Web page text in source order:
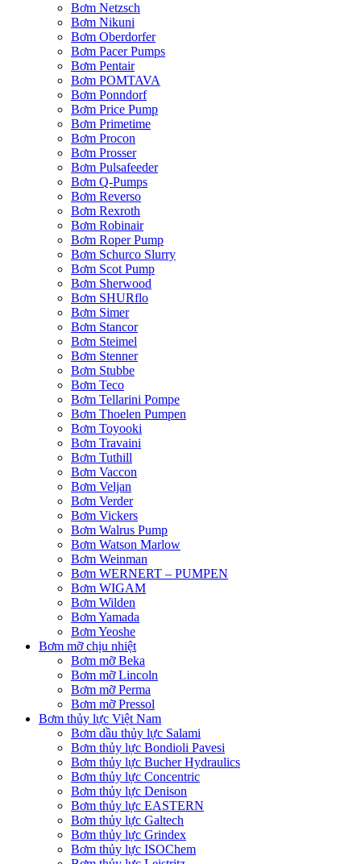
Bơm Netzsch
Bơm Nikuni
Bơm Oberdorfer
Bơm Pacer Pumps
Bơm Pentair
Bơm POMTAVA
Bơm Ponndorf
Bơm Price Pump
Bơm Primetime
Bơm Procon
Bơm Prosser
Bơm Pulsafeeder
Bơm Q-Pumps
Bơm Reverso
Bơm Rexroth
Bơm Robinair
Bơm Roper Pump
Bơm Schurco Slurry
Bơm Scot Pump
Bơm Sherwood
Bơm SHURflo
Bơm Simer
Bơm Stancor
Bơm Steimel
Bơm Stenner
Bơm Stubbe
Bơm Teco
Bơm Tellarini Pompe
Bơm Thoelen Pumpen
Bơm Toyooki
Bơm Travaini
Bơm Tuthill
Bơm Vaccon
Bơm Veljan
Bơm Verder
Bơm Vickers
Bơm Walrus Pump
Bơm Watson Marlow
Bơm Weinman
Bơm WERNERT – PUMPEN
Bơm WIGAM
Bơm Wilden
Bơm Yamada
Bơm Yeoshe
Bơm mỡ chịu nhiệt
Bơm mỡ Beka
Bơm mỡ Lincoln
Bơm mỡ Perma
Bơm mỡ Pressol
Bơm thủy lực Việt Nam
Bơm dầu thủy lực Salami
Bơm thủy lực Bondioli Pavesi
Bơm thủy lực Bucher Hydraulics
Bơm thủy lực Concentric
Bơm thủy lực Denison
Bơm thủy lực EASTERN
Bơm thủy lực Galtech
Bơm thủy lực Grindex
Bơm thủy lực ISOChem